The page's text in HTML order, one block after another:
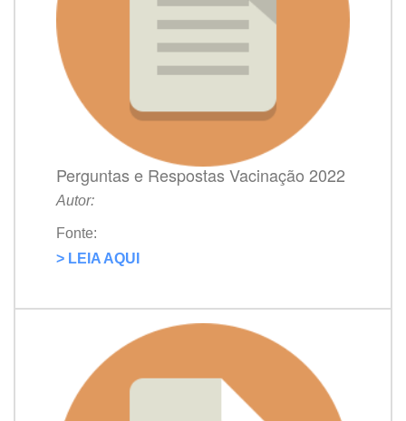
Perguntas e Respostas Vacinação 2022
Autor:
Fonte:
> LEIA AQUI